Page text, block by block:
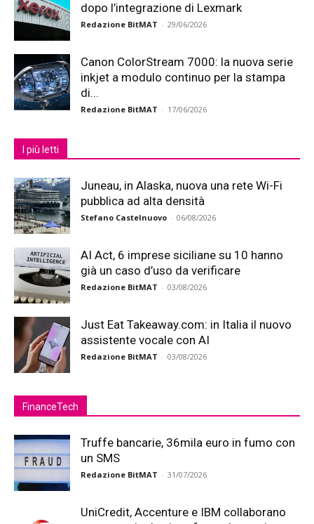
dopo l’integrazione di Lexmark
Redazione BitMAT - 29/06/2026
Canon ColorStream 7000: la nuova serie
inkjet a modulo continuo per la stampa
di...
Redazione BitMAT - 17/06/2026
I più letti
Juneau, in Alaska, nuova una rete Wi-Fi
pubblica ad alta densità
Stefano Castelnuovo - 06/08/2026
AI Act, 6 imprese siciliane su 10 hanno
già un caso d’uso da verificare
Redazione BitMAT - 03/08/2026
Just Eat Takeaway.com: in Italia il nuovo
assistente vocale con AI
Redazione BitMAT - 03/08/2026
FinanceTech
Truffe bancarie, 36mila euro in fumo con
un SMS
Redazione BitMAT - 31/07/2026
UniCredit, Accenture e IBM collaborano